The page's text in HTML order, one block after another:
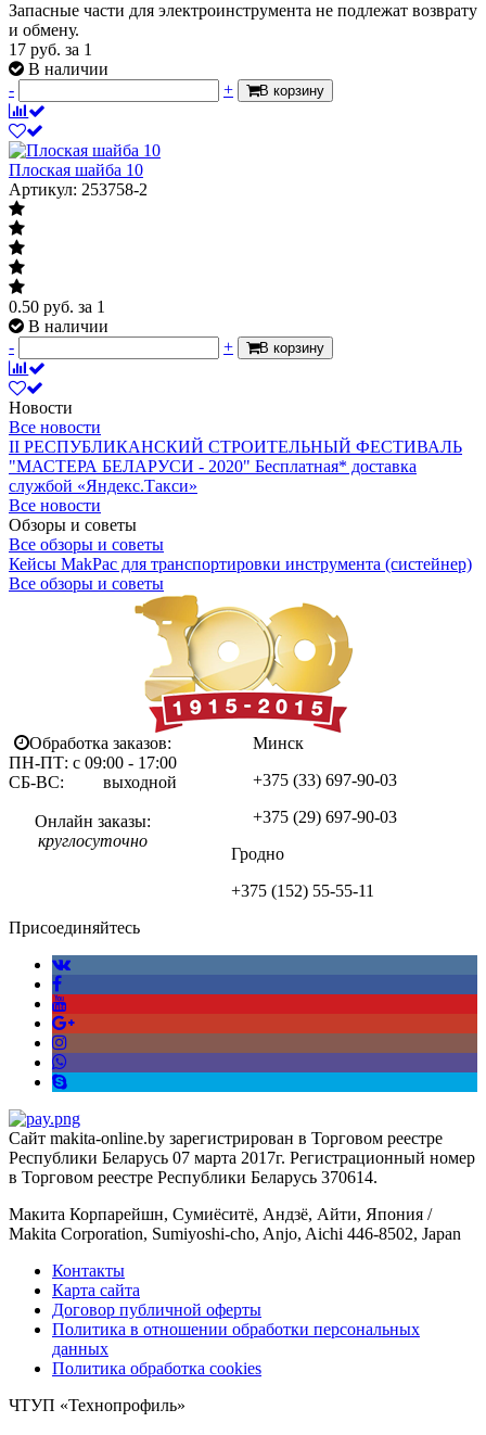
Запасные части для электроинструмента не подлежат возврату
и обмену.
17 руб. за 1
В наличии
-
+ В корзину
Плоская шайба 10
Артикул: 253758-2
0.50 руб. за 1
В наличии
-
+ В корзину
Новости
Все новости
II РЕСПУБЛИКАНСКИЙ СТРОИТЕЛЬНЫЙ ФЕСТИВАЛЬ
"МАСТЕРА БЕЛАРУСИ - 2020" Бесплатная* доставка
службой «Яндекс.Такси»
Все новости
Обзоры и советы
Все обзоры и советы
Кейсы MakPac для транспортировки инструмента (систейнер)
Все обзоры и советы
Обработка заказов:
ПН-ПТ: с 09:00 - 17:00
СБ-ВС: выходной
Онлайн заказы:
круглосуточно
Минск
+375 (33) 697-90-03
+375 (29) 697-90-03
Гродно
+375 (152) 55-55-11
Присоединяйтесь
Сайт makita-online.by зарегистрирован в Торговом реестре
Республики Беларусь 07 марта 2017г. Регистрационный номер
в Торговом реестре Республики Беларусь 370614.
Макита Корпарейшн, Сумиёситё, Андзё, Айти, Япония /
Makita Corporation, Sumiyoshi-cho, Anjo, Aichi 446-8502, Japan
Контакты
Карта сайта
Договор публичной оферты
Политика в отношении обработки персональных
данных
Политика обработка cookies
ЧТУП «Технопрофиль»